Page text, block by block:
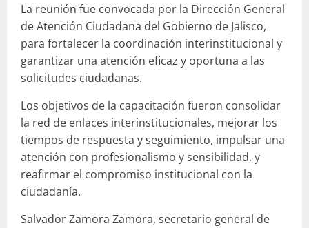
La reunión fue convocada por la Dirección General
de Atención Ciudadana del Gobierno de Jalisco,
para fortalecer la coordinación interinstitucional y
garantizar una atención eficaz y oportuna a las
solicitudes ciudadanas.
Los objetivos de la capacitación fueron consolidar
la red de enlaces interinstitucionales, mejorar los
tiempos de respuesta y seguimiento, impulsar una
atención con profesionalismo y sensibilidad, y
reafirmar el compromiso institucional con la
ciudadanía.
Salvador Zamora Zamora, secretario general de